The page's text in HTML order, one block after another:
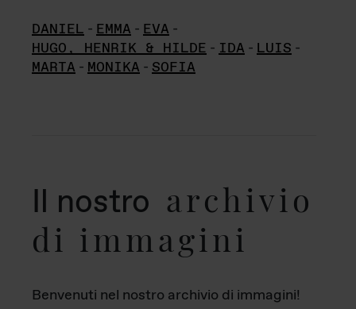
DANIEL - EMMA - EVA -
HUGO, HENRIK & HILDE - IDA - LUIS -
MARTA - MONIKA - SOFIA
Il nostro archivio
di immagini
Benvenuti nel nostro archivio di immagini!